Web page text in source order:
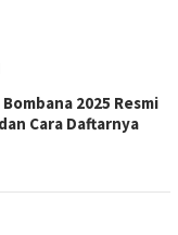
2025 Resmi
Cara Daftarnya